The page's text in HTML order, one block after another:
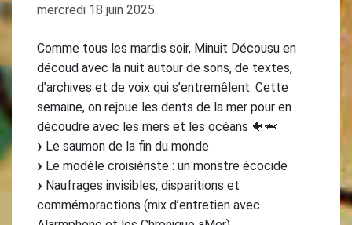
mercredi 18 juin 2025
Comme tous les mardis soir, Minuit Décousu en
découd avec la nuit autour de sons, de textes,
d’archives et de voix qui s’entremêlent. Cette
semaine, on rejoue les dents de la mer pour en
découdre avec les mers et les océans 🐠🦈
Le saumon de la fin du monde
Le modèle croisiériste : un monstre écocide
Naufrages invisibles, disparitions et
commémoractions (mix d’entretien avec